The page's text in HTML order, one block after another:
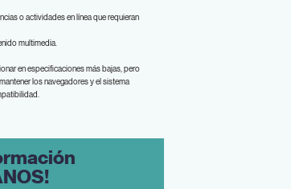
o actividades en línea que requieran
multimedia.
en especificaciones más bajas, pero
los navegadores y el sistema